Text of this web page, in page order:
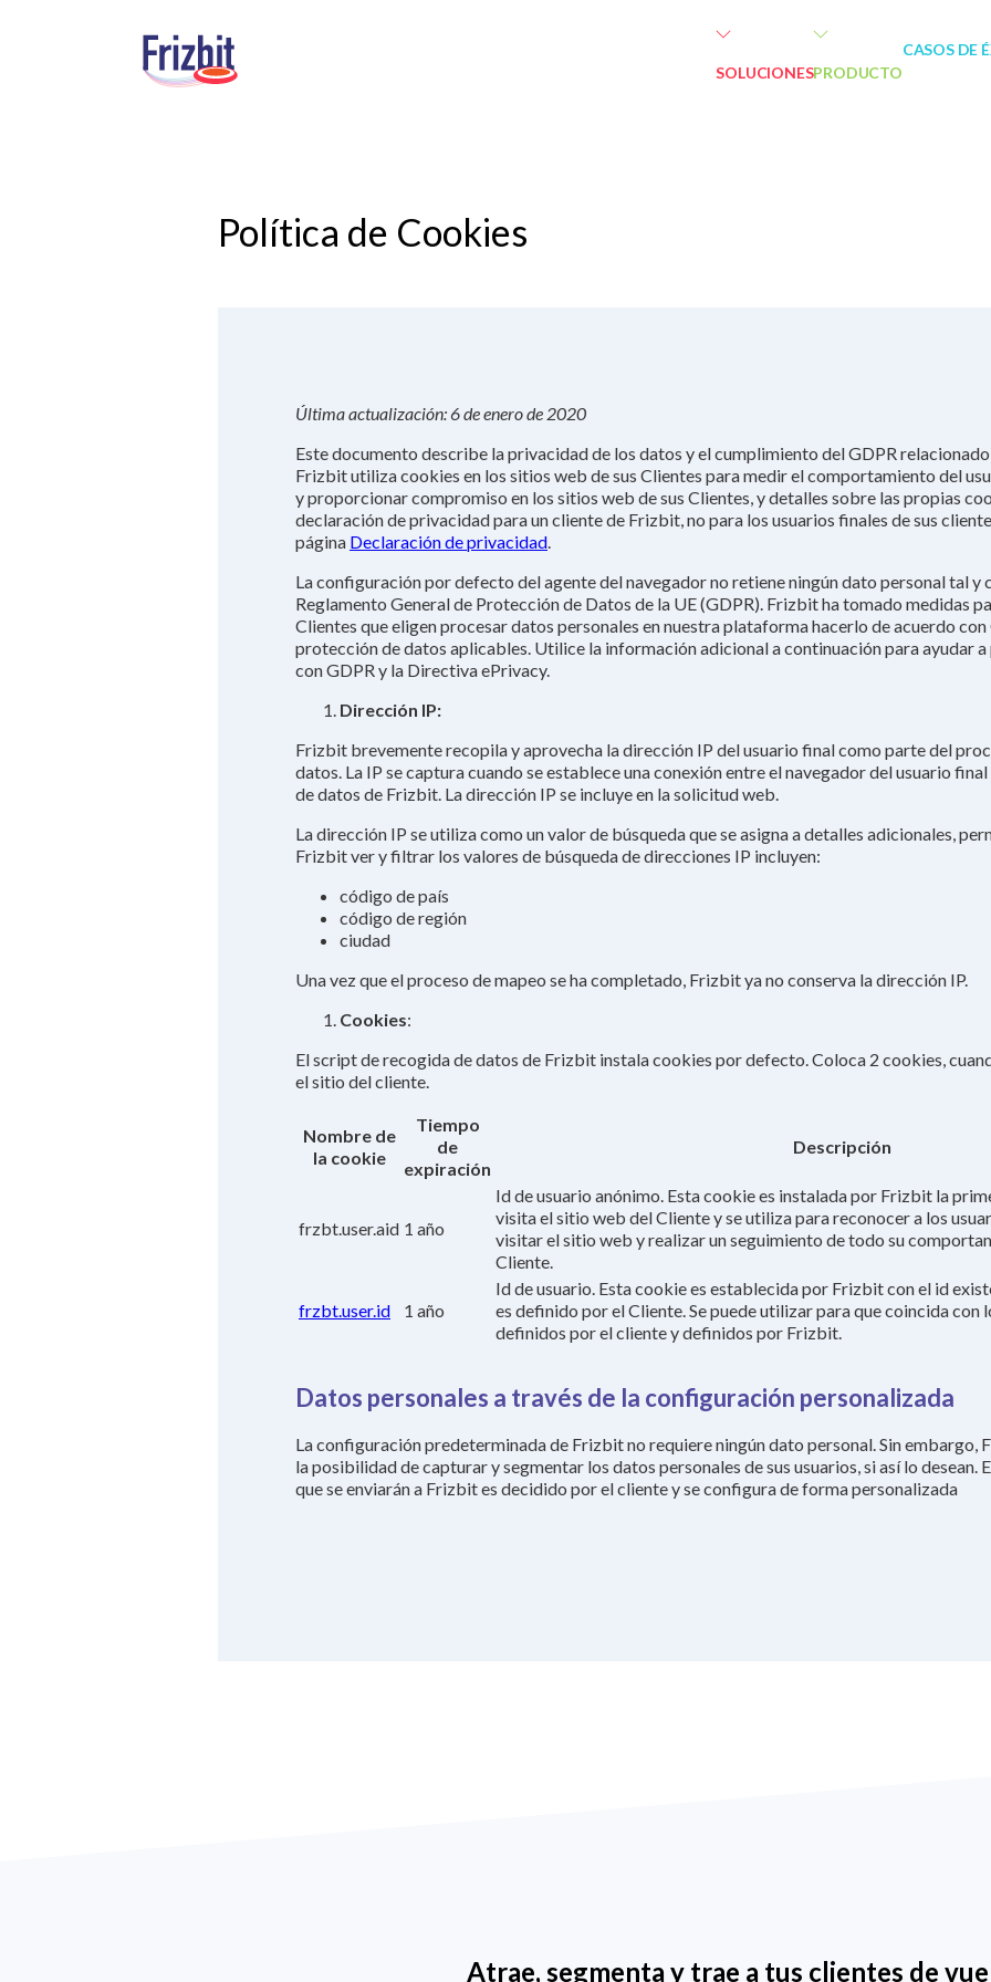
SOLUCIONESPRODUCTO
CASOS DE
Política de Cookies
Última actualización: 6 de enero de 2020
Este documento describe la privacidad de los datos y el cumplimiento del GDPR
Frizbit utiliza cookies en los sitios web de sus Clientes para medir el comportamiento del
y proporcionar compromiso en los sitios web de sus Clientes, y detalles sobre las propias
declaración de privacidad para un cliente de Frizbit, no para los usuarios finales de sus
página Declaración de privacidad.
La configuración por defecto del agente del navegador no retiene ningún dato personal tal y
Reglamento General de Protección de Datos de la UE (GDPR). Frizbit ha tomado medidas
Clientes que eligen procesar datos personales en nuestra plataforma hacerlo de acuerdo con
protección de datos aplicables. Utilice la información adicional a continuación para ayudar
con GDPR y la Directiva ePrivacy.
Dirección IP:
Frizbit brevemente recopila y aprovecha la dirección IP del usuario final como parte del
datos. La IP se captura cuando se establece una conexión entre el navegador del usuario
de datos de Frizbit. La dirección IP se incluye en la solicitud web.
La dirección IP se utiliza como un valor de búsqueda que se asigna a detalles adicionales,
Frizbit ver y filtrar los valores de búsqueda de direcciones IP incluyen:
código de país
código de región
ciudad
Una vez que el proceso de mapeo se ha completado, Frizbit ya no conserva la dirección IP.
Cookies:
El script de recogida de datos de Frizbit instala cookies por defecto. Coloca 2 cookies,
el sitio del cliente.
Nombre de
la cookie
Tiempo
de
expiración
Descripción
frzbt.user.aid 1 año
Id de usuario anónimo. Esta cookie es instalada por Frizbit la
visita el sitio web del Cliente y se utiliza para reconocer a los
visitar el sitio web y realizar un seguimiento de todo su
Cliente.
frzbt.user.id 1 año
Id de usuario. Esta cookie es establecida por Frizbit con el id
es definido por el Cliente. Se puede utilizar para que coincida
definidos por el cliente y definidos por Frizbit.
Datos personales a través de la configuración personalizada
La configuración predeterminada de Frizbit no requiere ningún dato personal. Sin embargo,
la posibilidad de capturar y segmentar los datos personales de sus usuarios, si así lo desean.
que se enviarán a Frizbit es decidido por el cliente y se configura de forma personalizada
Atrae, segmenta y trae a tus clientes de